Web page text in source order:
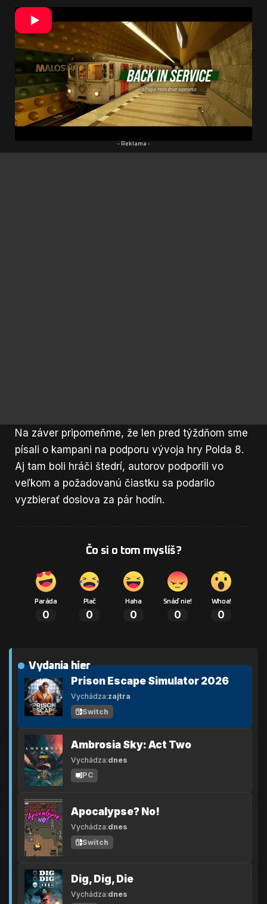
Simulátor je to skôr v úvodzovkách.
Vojtu je to niečo medzi. Titul obsahuje fyzikálny
model, ktorý reaguje na prekonávané
prevýšenie, náklony do zákrut, dĺžku súpravy aj
jej obsadenosť, ale mapa nebude vždy jedna ku
jednej s realitou do posledného kábla. Namiesto
toho má mať ale skvelú atmosféru a
- Reklama -
Na záver pripomeňme, že len pred týždňom sme
písali o kampani na podporu vývoja hry Polda 8.
Aj tam boli hráči štedrí, autorov podporili vo
veľkom a požadovanú čiastku sa podarilo
vyzbierať doslova za pár hodín.
Čo si o tom myslíš?
Paráda
0
Plač
0
Haha
0
Snáď nie!
0
Whoa!
0
Vydania hier
Prison Escape Simulator 2026
Vychádza:zajtra
Switch
Ambrosia Sky: Act Two
Vychádza:dnes
PC
Apocalypse? No!
Vychádza:dnes
Switch
Dig, Dig, Die
Vychádza:dnes